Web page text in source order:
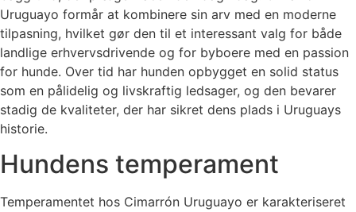
Uruguayo formår at kombinere sin arv med en moderne
tilpasning, hvilket gør den til et interessant valg for både
landlige erhvervsdrivende og for byboere med en passion
for hunde. Over tid har hunden opbygget en solid status
som en pålidelig og livskraftig ledsager, og den bevarer
stadig de kvaliteter, der har sikret dens plads i Uruguays
historie.
Hundens temperament
Temperamentet hos Cimarrón Uruguayo er karakteriseret